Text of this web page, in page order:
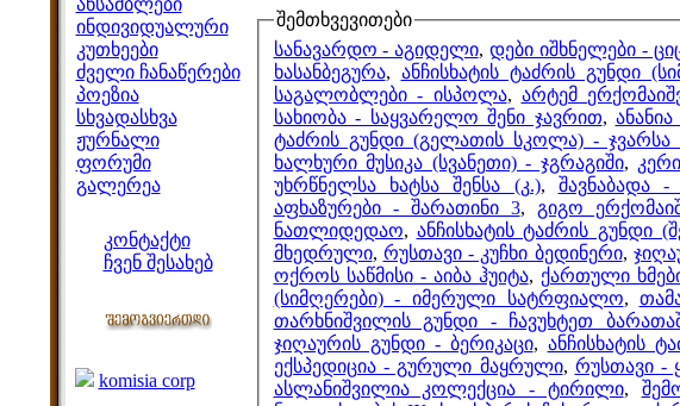
ანსამბლები
ინდივიდუალური
კუთხეები
ძველი ჩანაწერები
პოეზია
სხვადასხვა
ჟურნალი
ფორუმი
გალერეა
კონტაქტი
ჩვენ შესახებ
komisia corp
შემთხვევითები
სანავარდო - აგიდელი, დები იშხნელები -
ხასანბეგურა, ანჩისხატის ტაძრის გუნდი
საგალობლები - ისპოლა, არტემ
სახიობა - საყვარელო შენი ჯავრით,
ტაძრის გუნდი (გელათის სკოლა) - ჯვარსა
ხალხური მუსიკა (სვანეთი) - ჯგრაგიში,
უხრწნელსა ხატსა შენსა (კ.), შავნაბადა -
აფხაზურები - შარათინი 3, გიგო
ნათლიდედაო, ანჩისხატის ტაძრის გუნდი
მხედრული, რუსთავი - კუჩხი ბედინერი,
ოქროს საწმისი - აიბა ჰუიტა, ქართული
(სიმღერები) - იმერული სატრფიალო,
თარხნიშვილის გუნდი - ჩავუხტეთ
ჯიღაურის გუნდი - ბერიკაცი, ანჩისხატის
ექსპედიცია - გურული მაყრული, რუსთავი -
ასლანიშვილია კოლექცია - ტირილი,